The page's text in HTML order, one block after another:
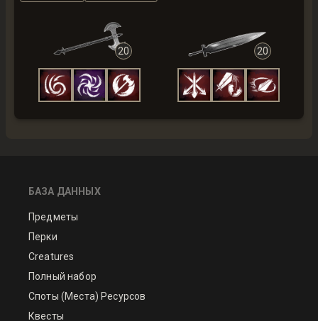
20 20
БАЗА ДАННЫХ
Предметы
Перки
Creatures
Полный набор
Споты (Места) Ресурсов
Квесты